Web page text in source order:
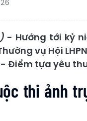
- Hướng tới kỷ
vụ Hội
Điểm tựa yêu
thi ảnh